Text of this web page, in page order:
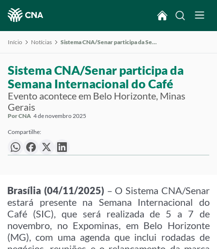
Início Notícias Sistema CNA/Senar participa da Semana Internacional do Café
Sistema CNA/Senar participa da
Semana Internacional do Café
Evento acontece em Belo Horizonte, Minas
Gerais
Por CNA 4 de novembro 2025
Compartilhe:
Brasília (04/11/2025)– O Sistema CNA/Senar
estará presente na Semana Internacional do
Café (SIC), que será realizada de 5 a 7 de
novembro, no Expominas, em Belo Horizonte
(MG), com uma agenda que inclui rodadas de